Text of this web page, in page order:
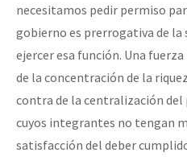
necesitamos pedir permiso
gobierno es prerrogativa de la
ejercer esa función. Una
de la concentración de la
contra de la centralización del
cuyos integrantes no tengan
satisfacción del deber